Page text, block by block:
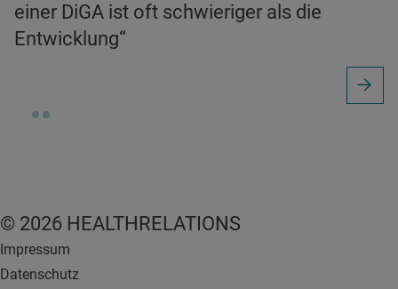
einer DiGA ist oft schwieriger als die
Entwicklung“
© 2026 HEALTHRELATIONS
Impressum
Datenschutz